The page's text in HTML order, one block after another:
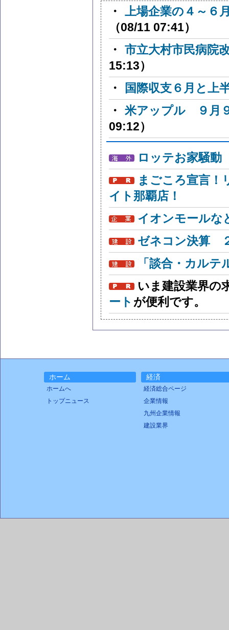
・ 上場企業の４～６
（08/11 07:41）
・ 市立大村市民病院
15:13）
・
国際収支６月と上
・ 米アップル ９月
09:12）
ロッテお家騒
まごころ宣言！
イト那覇店！
イオンモールな
ゼネコン決算
「談合・カル
いま建設業界の
ート が便利です。
ホーム
ホームへ
トップニュース
経済
経済総合ページ
企業情報
九州企業情報
建設業界